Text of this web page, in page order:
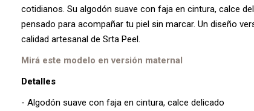
cotidianos. Su algodón suave con faja en cintura, calce
pensado para acompañar tu piel sin marcar. Un diseño
calidad artesanal de Srta Peel.
Mirá este modelo en versión maternal
Detalles
- Algodón suave con faja en cintura, calce delicado